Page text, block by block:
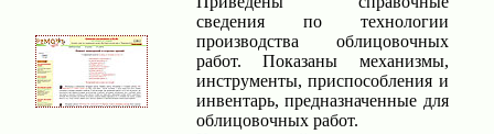
сведения по технологии
производства облицовочных
работ. Показаны механизмы,
инструменты, приспособления и
инвентарь, предназначенные для
облицовочных работ.